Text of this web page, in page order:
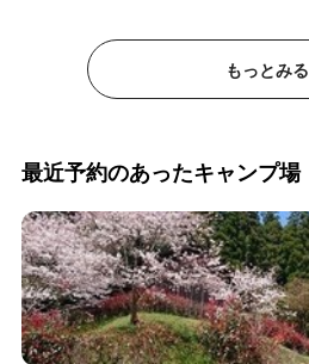
もっとみる
最近予約のあったキャンプ場